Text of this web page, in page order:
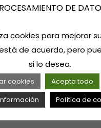
DE
cookies para mejorar
de acuerdo, pero
si lo desea.
cookies Acepta todo
Política de